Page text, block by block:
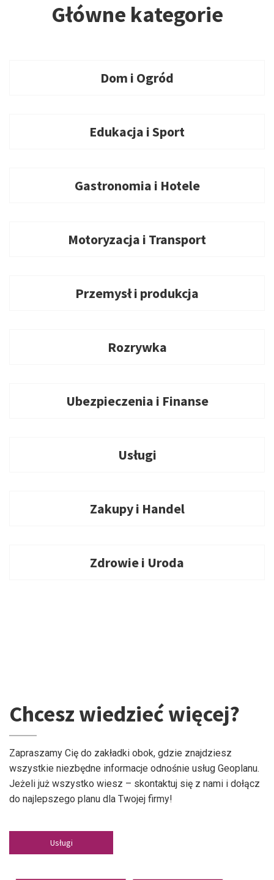
Główne kategorie
Dom i Ogród
Edukacja i Sport
Gastronomia i Hotele
Motoryzacja i Transport
Przemysł i produkcja
Rozrywka
Ubezpieczenia i Finanse
Usługi
Zakupy i Handel
Zdrowie i Uroda
Chcesz wiedzieć więcej?
Zapraszamy Cię do zakładki obok, gdzie znajdziesz
wszystkie niezbędne informacje odnośnie usług Geoplanu.
Jeżeli już wszystko wiesz – skontaktuj się z nami i dołącz
do najlepszego planu dla Twojej firmy!
Usługi